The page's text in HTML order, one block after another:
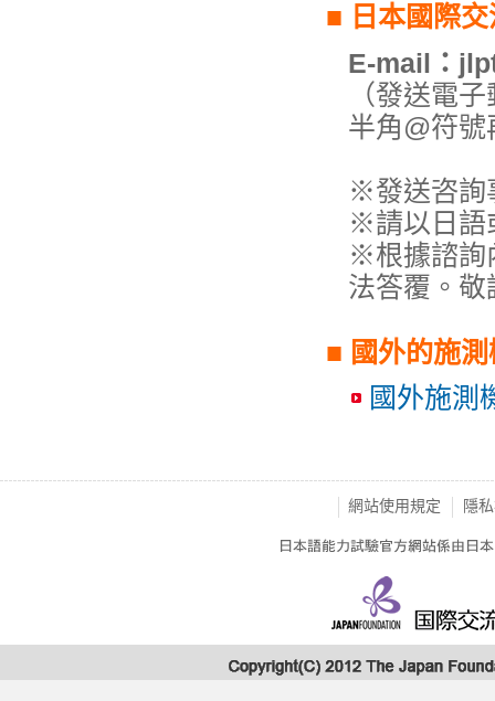
■ 日本國際
E-mail：
（發送電
半角@符
※發送咨詢
※請以日語
※根據諮詢
法答覆。敬
■ 國外的施測
國外施測
網站使用規定 隱